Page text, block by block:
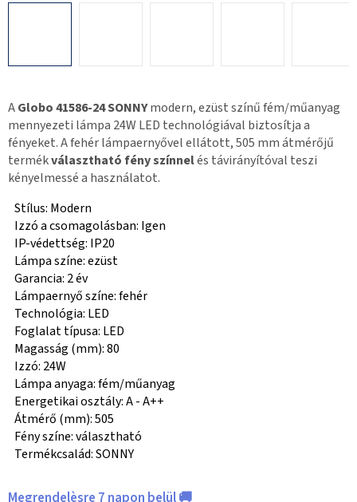
AGlobo 41586-24 SONNYmodern, ezüst színű fém/műanyag
mennyezeti lámpa 24W LED technológiával biztosítja a
fényeket. A fehér lámpaernyővel ellátott, 505 mm átmérőjű
termékválasztható fény színnelés távirányítóval teszi
kényelmessé a használatot.
Stílus: Modern
Izzó a csomagolásban: Igen
IP-védettség: IP20
Lámpa színe: ezüst
Garancia: 2 év
Lámpaernyő színe: fehér
Technológia: LED
Foglalat típusa: LED
Magasság (mm): 80
Izzó: 24W
Lámpa anyaga: fém/műanyag
Energetikai osztály: A - A++
Átmérő (mm): 505
Fény színe: választható
Termékcsalád: SONNY
Megrendelèsre 7 napon belül 🚚